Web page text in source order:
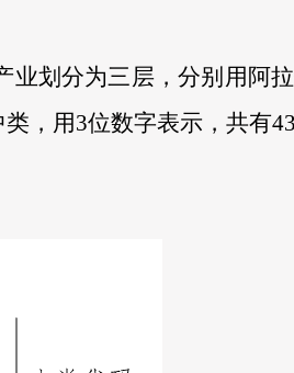
划分为三层，分别用阿拉
，用3位数字表示，共有43